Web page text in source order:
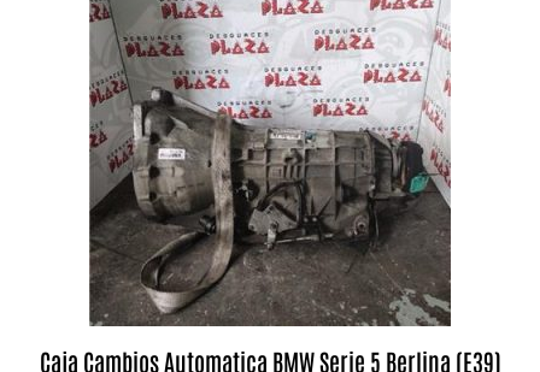
Caja Cambios Automatica BMW Serie 5 Berlina (E39)